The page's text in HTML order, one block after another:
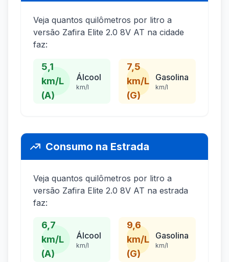
Veja quantos quilômetros por litro a
versão Zafira Elite 2.0 8V AT na cidade
faz:
5,1
km/L
(A)
Álcool
km/l
7,5
km/L
(G)
Gasolina
km/l
Consumo na Estrada
Veja quantos quilômetros por litro a
versão Zafira Elite 2.0 8V AT na estrada
faz:
6,7
km/L
(A)
Álcool
km/l
9,6
km/L
(G)
Gasolina
km/l